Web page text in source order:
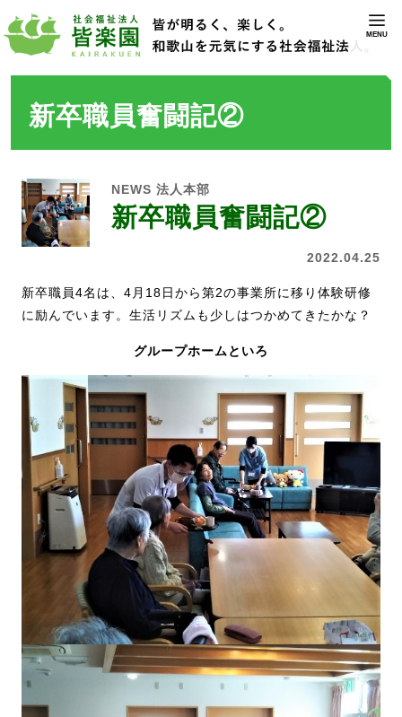
MENU
新卒職員奮闘記②
NEWS 法人本部
新卒職員奮闘記②
2022.04.25
新卒職員4名は、4月18日から第2の事業所に移り体験研修
に励んでいます。生活リズムも少しはつかめてきたかな？
グループホームといろ